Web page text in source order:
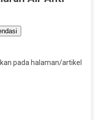
pada halaman/artikel